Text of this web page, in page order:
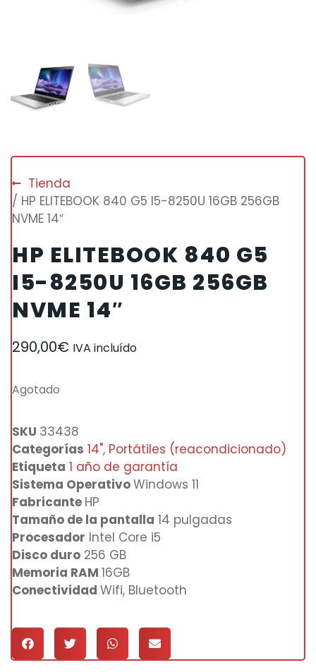
Tienda
/ HP ELITEBOOK 840 G5 I5-8250U 16GB 256GB
NVME 14″
HP ELITEBOOK 840 G5
I5-8250U 16GB 256GB
NVME 14″
290,00€ IVA incluído
Agotado
SKU 33438
Categorías 14", Portátiles (reacondicionado)
Etiqueta 1 año de garantía
Sistema OperativoWindows 11
Fabricante HP
Tamaño de la pantalla 14 pulgadas
Procesador Intel Core i5
Disco duro 256 GB
Memoria RAM 16GB
Conectividad Wifi, Bluetooth